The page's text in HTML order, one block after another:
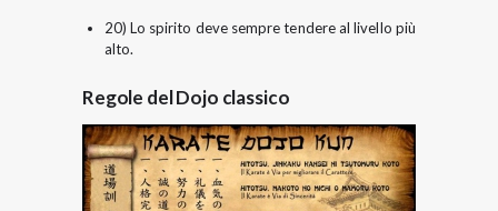
20) Lo spirito deve sempre tendere al livello più
alto.
Regole del Dojo classico